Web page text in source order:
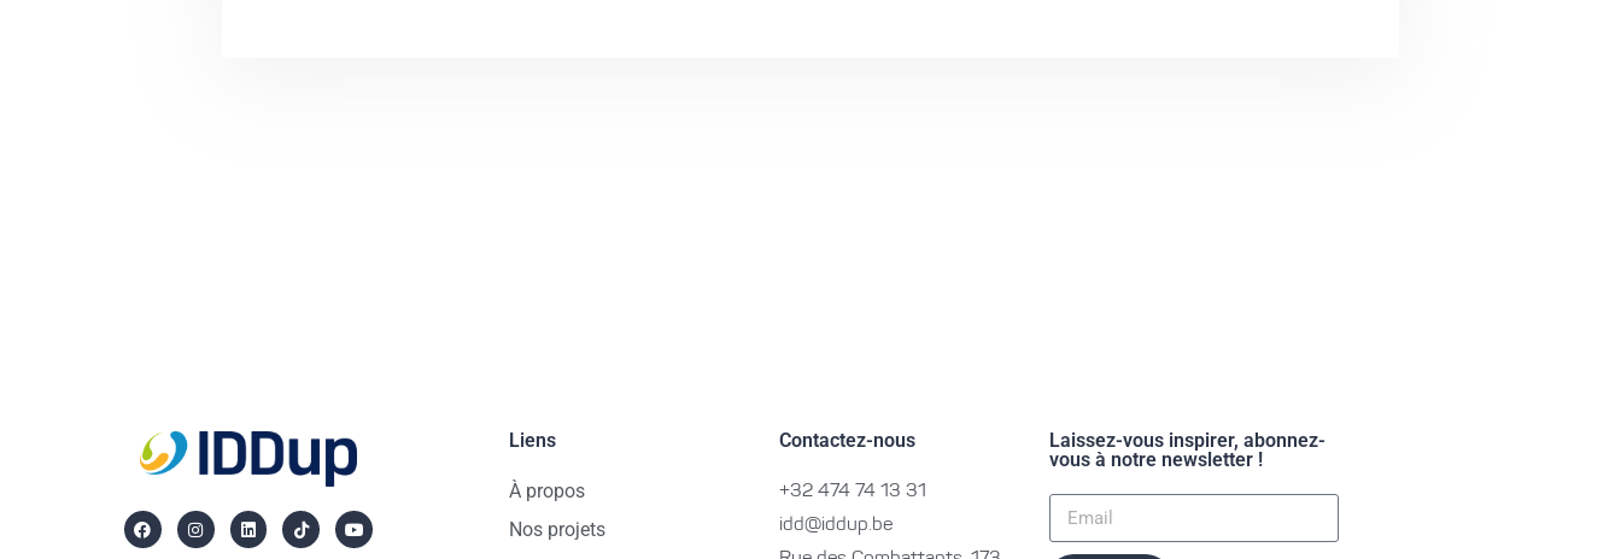
Liens
À propos
Nos projets
Contactez-nous
+32 474 74 13 31
idd@iddup.be
Laissez-vous inspirer, abonnez-
vous à notre newsletter !